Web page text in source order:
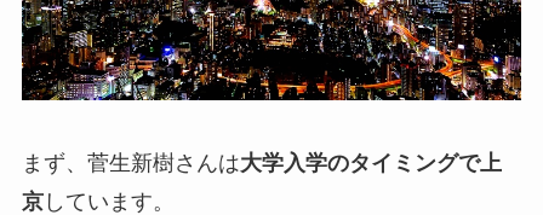
まず、菅生新樹さんは大学入学のタイミングで上
京しています。